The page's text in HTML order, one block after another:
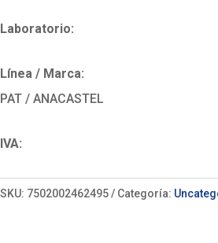
Laboratorio:
Línea / Marca:
PAT / ANACASTEL
IVA:
SKU: 7502002462495 Categoría: